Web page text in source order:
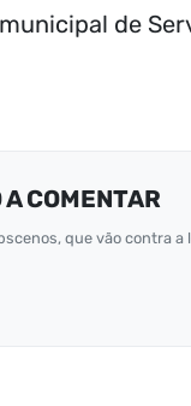
de
COMENTAR
que vão contra